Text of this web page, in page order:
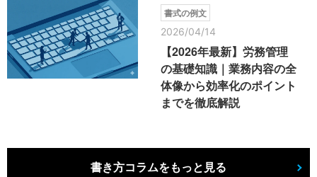
書式の例文
2026/04/14
【2026年最新】労務管理
の基礎知識｜業務内容の全
体像から効率化のポイント
までを徹底解説
書き方コラムをもっと見る